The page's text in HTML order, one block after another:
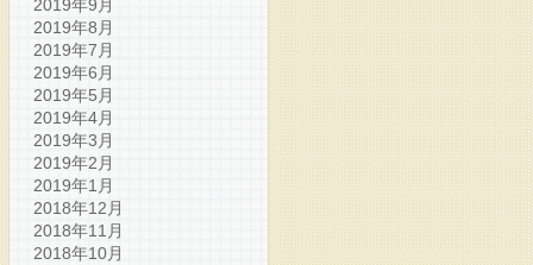
2019年9月
2019年8月
2019年7月
2019年6月
2019年5月
2019年4月
2019年3月
2019年2月
2019年1月
2018年12月
2018年11月
2018年10月